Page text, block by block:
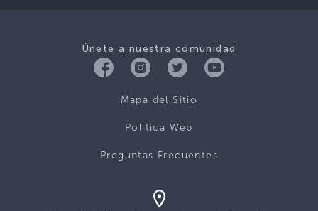
Únete a nuestra comunidad
Mapa del Sitio
Politica Web
Preguntas Frecuentes